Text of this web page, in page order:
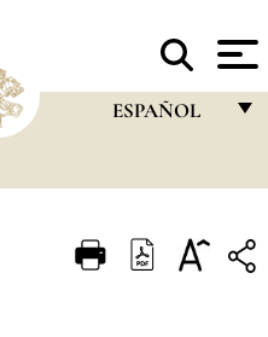
ESPAÑOL
ITALIANO